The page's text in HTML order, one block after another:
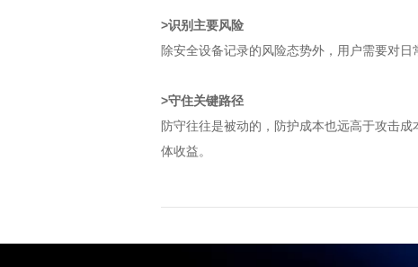
>识别主要风险
除安全设备记录的风险态势外，用户需要对
>守住关键路径
防守往往是被动的，防护成本也远高于攻击
体收益。